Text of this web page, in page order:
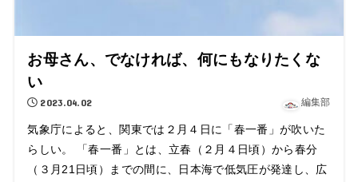
お母さん、でなければ、何にもなりたくな
い
2023.04.02 編集部
気象庁によると、関東では２月４日に「春一番」が吹いた
らしい。 「春一番」とは、立春（２月４日頃）から春分
（３月21日頃）までの間に、日本海で低気圧が発達し、広